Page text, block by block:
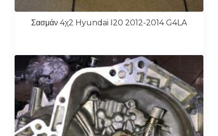
Σασμάν 4χ2 Hyundai I20 2012-2014 G4LA